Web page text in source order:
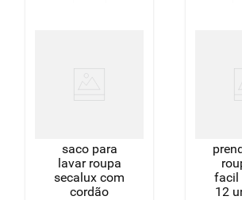
saco para
lavar roupa
secalux com
cordão
facil
12